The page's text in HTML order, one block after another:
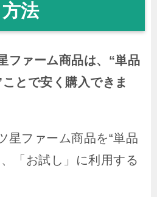
法
ファーム商品は、“単品
とで安く購入できま
星ファーム商品を“単品
「お試し」に利用する